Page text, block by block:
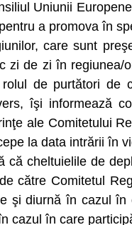
Uniunii
a promova în
care sunt
zi de zi în regiunea/
de purtători de
îşi informează
ale Comitetului
la data intrării în
că cheltuielile de
către Comitetul
şi diurnă în cazul
cazul în care